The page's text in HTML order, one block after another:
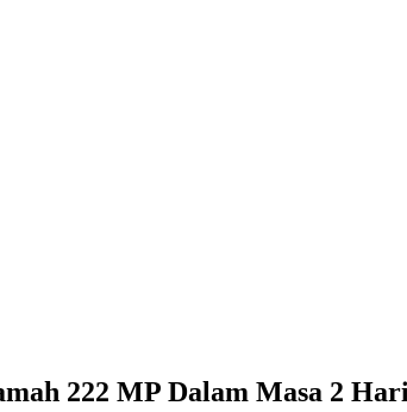
222 MP Dalam Masa 2